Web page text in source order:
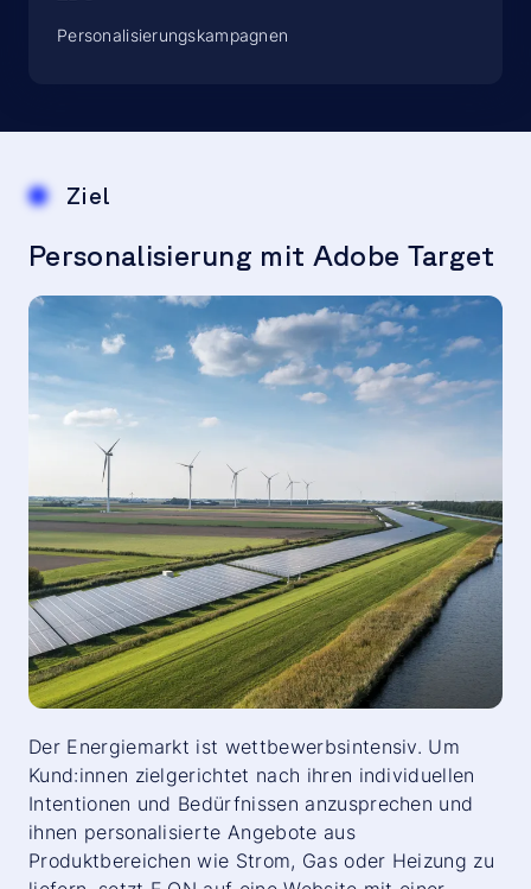
Personalisierungskampagnen
Ziel
Personalisierung mit Adobe Target
Der Energiemarkt ist wettbewerbsintensiv. Um
Kund:innen zielgerichtet nach ihren individuellen
Intentionen und Bedürfnissen anzusprechen und
ihnen personalisierte Angebote aus
Produktbereichen wie Strom, Gas oder Heizung zu